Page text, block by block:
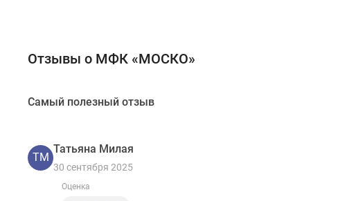
Отзывы о МФК «МОСКО»
Самый полезный отзыв
ТМ
Татьяна Милая
30 сентября 2025
Оценка